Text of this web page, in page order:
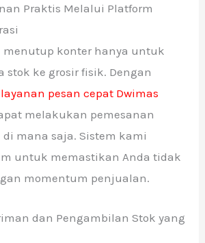
Praktis Melalui Platform
menutup konter hanya untuk
stok ke grosir fisik. Dengan
layanan pesan cepat Dwimas
melakukan pemesanan
mana saja. Sistem kami
untuk memastikan Anda tidak
momentum penjualan.
dan Pengambilan Stok yang